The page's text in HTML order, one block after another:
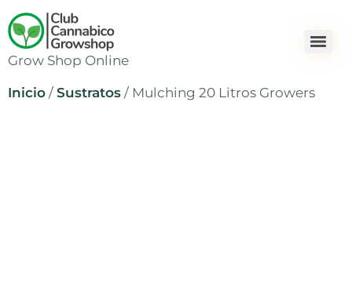
Grow Shop Online
Inicio / Sustratos / Mulching 20 Litros Growers